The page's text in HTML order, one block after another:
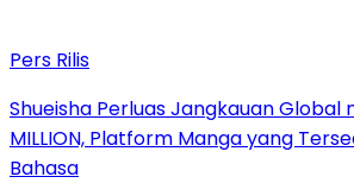
Pers Rilis
Shueisha Perluas Jangkauan Global
MILLION, Platform Manga yang
Bahasa